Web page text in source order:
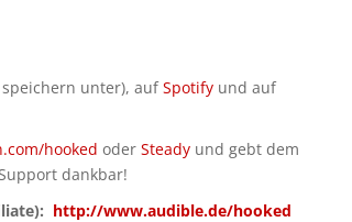
speichern unter), aufSpotify und auf
hooked oder Steady und gebt dem
dankbar!
http://www.audible.de/hooked